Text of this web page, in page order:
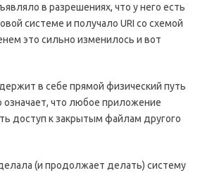
в разрешениях, что у него есть
системе и получало URI со схемой
это сильно изменилось и вот
в себе прямой физический путь
означает, что любое приложение
доступ к закрытым файлам другого
(и продолжает делать) систему